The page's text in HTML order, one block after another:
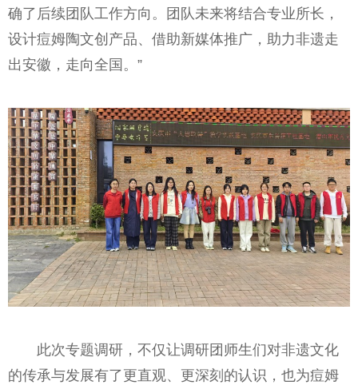
确了后续团队工作方向。团队未来将结合专业所长，
设计痘姆陶文创产品、借助新媒体推广，助力非遗走
出安徽，走向全国。”
此次专题调研，不仅让调研团师生们对非遗文化
的传承与发展有了更直观、更深刻的认识，也为痘姆